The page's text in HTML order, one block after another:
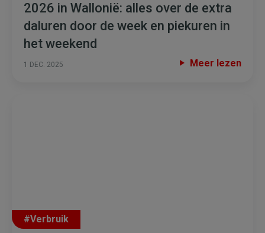
2026 in Wallonië: alles over de extra
daluren door de week en piekuren in
het weekend
1 DEC. 2025 Meer lezen
#Verbruik